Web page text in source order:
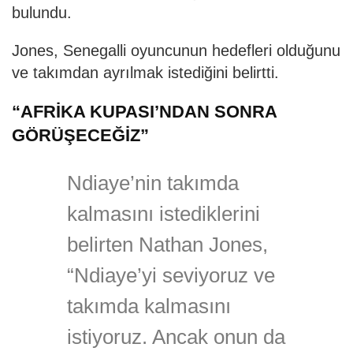
bulundu.
Jones, Senegalli oyuncunun hedefleri olduğunu
ve takımdan ayrılmak istediğini belirtti.
“AFRİKA KUPASI’NDAN SONRA
GÖRÜŞECEĞİZ”
Ndiaye’nin takımda
kalmasını istediklerini
belirten Nathan Jones,
“Ndiaye’yi seviyoruz ve
takımda kalmasını
istiyoruz. Ancak onun da